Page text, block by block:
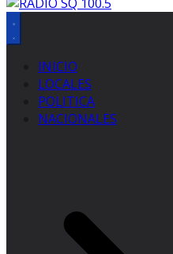
INICIO
LOCALES
POLITICA
NACIONALES